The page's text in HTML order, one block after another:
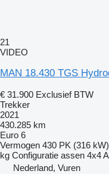
21
VIDEO
MAN 18.430 TGS
€ 31.900 Exclusief BTW
Trekker
2021
430.285 km
Euro 6
Vermogen 430 PK (316 kW)
kg Configuratie assen 4x4
Nederland, Vuren